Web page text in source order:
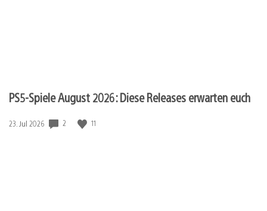
PS5-Spiele August 2026: Diese Releases erwarten euch
Veröffentlichungsdatum:
23. Jul 2026 2 11